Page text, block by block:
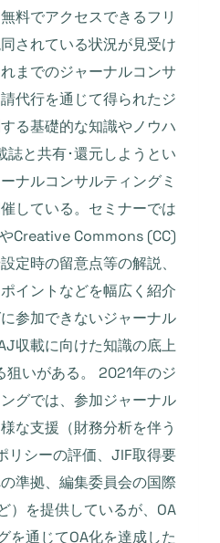
料でアクセスできるフリ
されている状況が見受け
までのジャーナルコンサ
代行を通じて得られたジ
る基礎的な知識やノウハ
誌と共有･還元しようとい
ナルコンサルティングミ
している。セミナーでは
Creative Commons (CC)
定時の留意点等の解説、
イントなどを幅広く紹介
参加できないジャーナル
収載に向けた知識の底上
狙いがある。 2021年のジ
グでは、参加ジャーナル
な支援（財務分析を伴う
リシーの評価、JIF取得要
準拠、編集委員会の国際
）を提供しているが、OA
を通じてOA化を達成した